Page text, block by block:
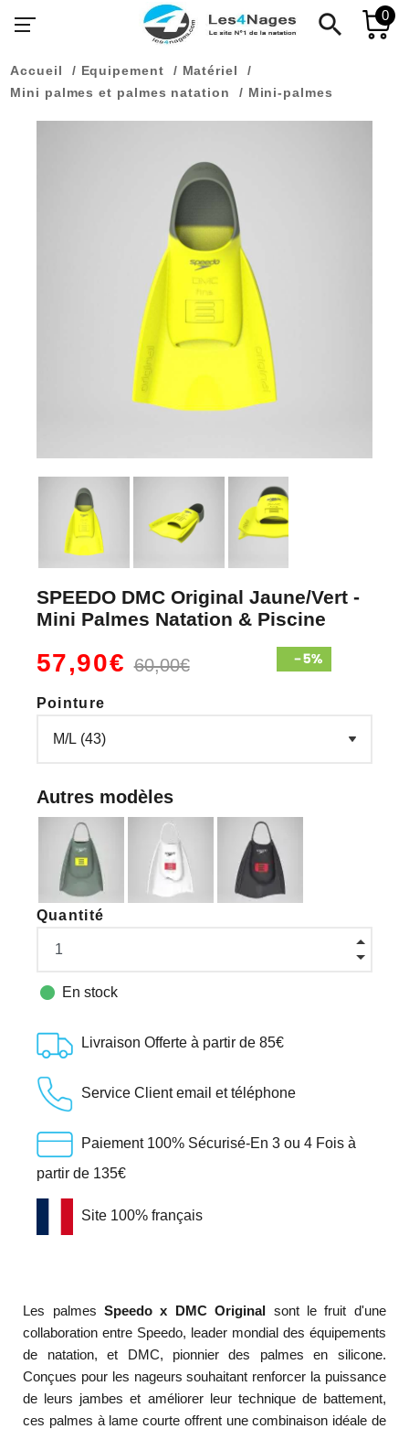
search 0
Accueil Equipement
Matériel
Mini palmes et palmes natation
Mini-palmes
SPEEDO DMC Original Jaune/Vert -
Mini Palmes Natation & Piscine
57,90€60,00€
Pointure
Autres modèles
Quantité
 En stock
Livraison Offerte à partir de 85€
Service Client email et téléphone
Paiement 100% Sécurisé-En 3 ou 4 Fois à
partir de 135€
Site 100% français
Les palmesSpeedo x DMC Original sont le fruit d'une
collaboration entre Speedo, leader mondial des équipements
de natation, et DMC, pionnier des palmes en silicone.
Conçues pour les nageurs souhaitant renforcer la puissance
de leurs jambes et améliorer leur technique de battement,
ces palmes à lame courte offrent une combinaison idéale de